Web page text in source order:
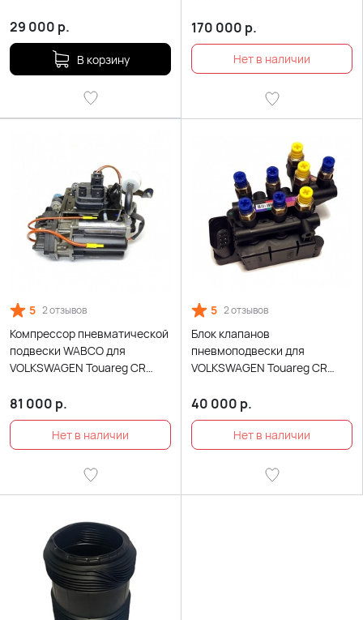
29 000 р.
В корзину
170 000 р.
5 2 отзывов
Компрессор пневматической
подвески WABCO для
VOLKSWAGEN Touareg CR
81 000 р.
5 2 отзывов
Блок клапанов
пневмоподвески для
VOLKSWAGEN Touareg CR
40 000 р.